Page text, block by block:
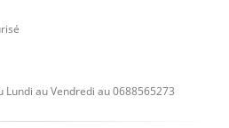
Lundi au Vendredi au 0688565273